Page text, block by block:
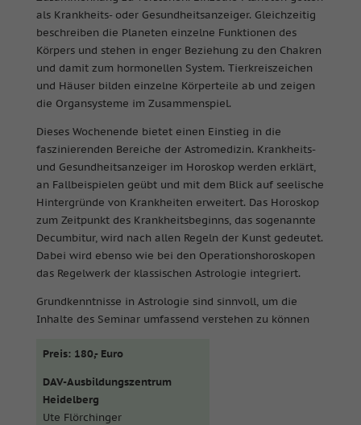
als Krankheits- oder Gesundheitsanzeiger. Gleichzeitig
beschreiben die Planeten einzelne Funktionen des
Körpers und stehen in enger Beziehung zu den Chakren
und damit zum hormonellen System. Tierkreiszeichen
und Häuser bilden einzelne Körperteile ab und zeigen
die Organsysteme im Zusammenspiel.
Dieses Wochenende bietet einen Einstieg in die
faszinierenden Bereiche der Astromedizin. Krankheits-
und Gesundheitsanzeiger im Horoskop werden erklärt,
an Fallbeispielen geübt und mit dem Blick auf seelische
Hintergründe von Krankheiten erweitert. Das Horoskop
zum Zeitpunkt des Krankheitsbeginns, das sogenannte
Decumbitur, wird nach allen Regeln der Kunst gedeutet.
Dabei wird ebenso wie bei den Operationshoroskopen
das Regelwerk der klassischen Astrologie integriert.
Grundkenntnisse in Astrologie sind sinnvoll, um die
Inhalte des Seminar umfassend verstehen zu können
Preis: 180,- Euro
DAV-Ausbildungszentrum
Heidelberg
Ute Flörchinger